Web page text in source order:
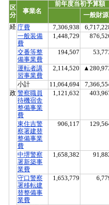
区
分
事業名
前年度当初予算額
一般財源
経 庁費 7,306,938
一般装備
費
1,448,729
交番等整
備事業費
194,507
運転者講
習事業費
2,114,520
小計 11,064,694
政 警察職員
待機宿舎
整備事業
費
1,121,632
東住吉警
察署建替
整備事業
費
906,117
中堺警察
署新築事
業費
1,658,382
守口警察
署移転建
替整備事
業費
1,653,779